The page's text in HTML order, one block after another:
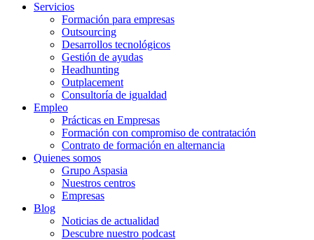
Servicios
Formación para empresas
Outsourcing
Desarrollos tecnológicos
Gestión de ayudas
Headhunting
Outplacement
Consultoría de igualdad
Empleo
Prácticas en Empresas
Formación con compromiso de contratación
Contrato de formación en alternancia
Quienes somos
Grupo Aspasia
Nuestros centros
Empresas
Blog
Noticias de actualidad
Descubre nuestro podcast